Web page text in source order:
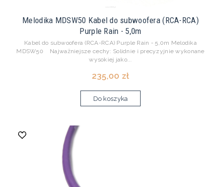
Melodika MDSW50 Kabel do subwoofera (RCA-RCA)
Purple Rain - 5,0m
Kabel do subwoofera (RCA-RCA) Purple Rain - 5,0m Melodika
MDSW50 Najważniejsze cechy: Solidnie i precyzyjnie wykonane
wysokiej jako...
235,00 zł
Do koszyka